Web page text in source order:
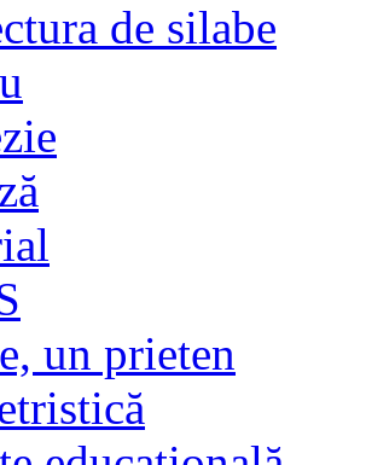
de silabe
un prieten